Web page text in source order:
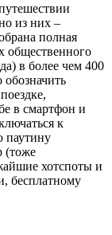
из них –
полная
общественного
в более чем 400
в смартфон и
к
паутину
(тоже
хотспоты и
бесплатному